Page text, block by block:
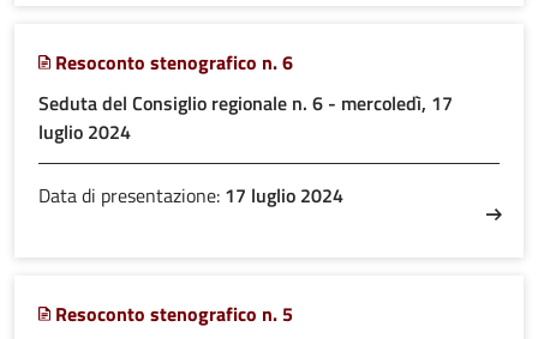
Resoconto stenografico n. 6
Seduta del Consiglio regionale n. 6 - mercoledì, 17
luglio 2024
Data di presentazione: 17 luglio 2024
Resoconto stenografico n. 5